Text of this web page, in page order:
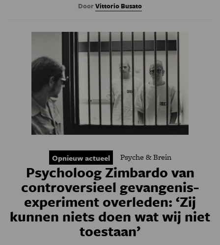
DoorVittorio Busato
Opnieuw actueel Psyche & Brein
Psycholoog Zimbardo van
controversieel gevangenis­
experiment overleden: ‘Zij
kunnen niets doen wat wij niet
toestaan’